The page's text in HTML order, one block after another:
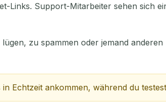
Links. Support-Mitarbeiter sehen sich
zu spammen oder jemand anderen
Echtzeit ankommen, während du